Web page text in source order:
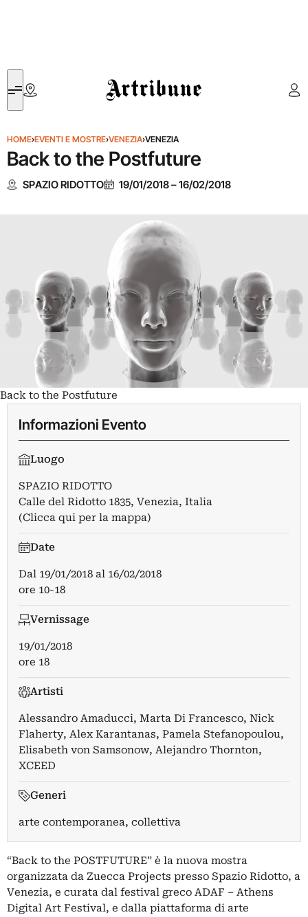
Artribune
HOME›EVENTI E MOSTRE›VENEZIA›VENEZIA
Back to the Postfuture
SPAZIO RIDOTTO 19/01/2018–16/02/2018
Back to the Postfuture
Informazioni Evento
Luogo
SPAZIO RIDOTTO
Calle del Ridotto 1835, Venezia, Italia
(Clicca qui per la mappa)
Date
Dal 19/01/2018 al 16/02/2018
ore 10-18
Vernissage
19/01/2018
ore 18
Artisti
Alessandro Amaducci, Marta Di Francesco, Nick
Flaherty, Alex Karantanas, Pamela Stefanopoulou,
Elisabeth von Samsonow, Alejandro Thornton,
XCEED
Generi
arte contemporanea, collettiva
“Back to the POSTFUTURE” è la nuova mostra
organizzata da Zuecca Projects presso Spazio Ridotto, a
Venezia, e curata dal festival greco ADAF – Athens
Digital Art Festival, e dalla piattaforma di arte